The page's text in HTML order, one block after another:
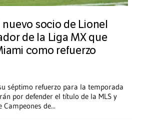
socio de Lionel
de la Liga MX que
como refuerzo
séptimo refuerzo para la temporada
por defender el título de la MLS y
Campeones de...